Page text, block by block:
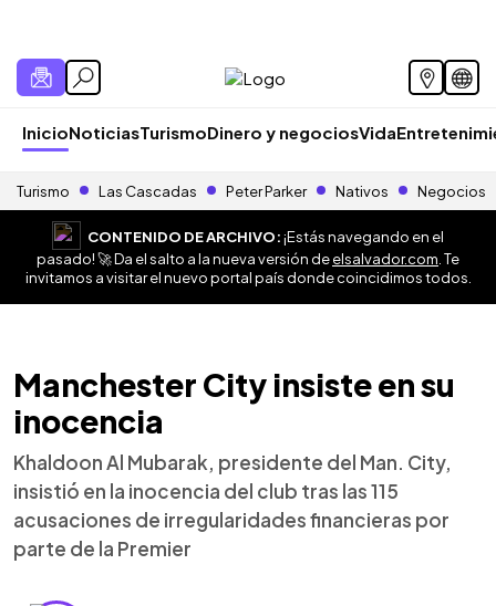
InicioNoticiasTurismoDinero y negociosVida
Turismo Las Cascadas Peter Parker Nativos Negocios
CONTENIDO DE ARCHIVO:¡Estás navegando en el
pasado! 🚀 Da el salto a la nueva versión deelsalvador.com . Te
invitamos a visitar el nuevo portal país donde coincidimos todos.
Manchester City insiste en su
inocencia
Khaldoon Al Mubarak, presidente del Man. City,
insistió en la inocencia del club tras las 115
acusaciones de irregularidades financieras por
parte de la Premier